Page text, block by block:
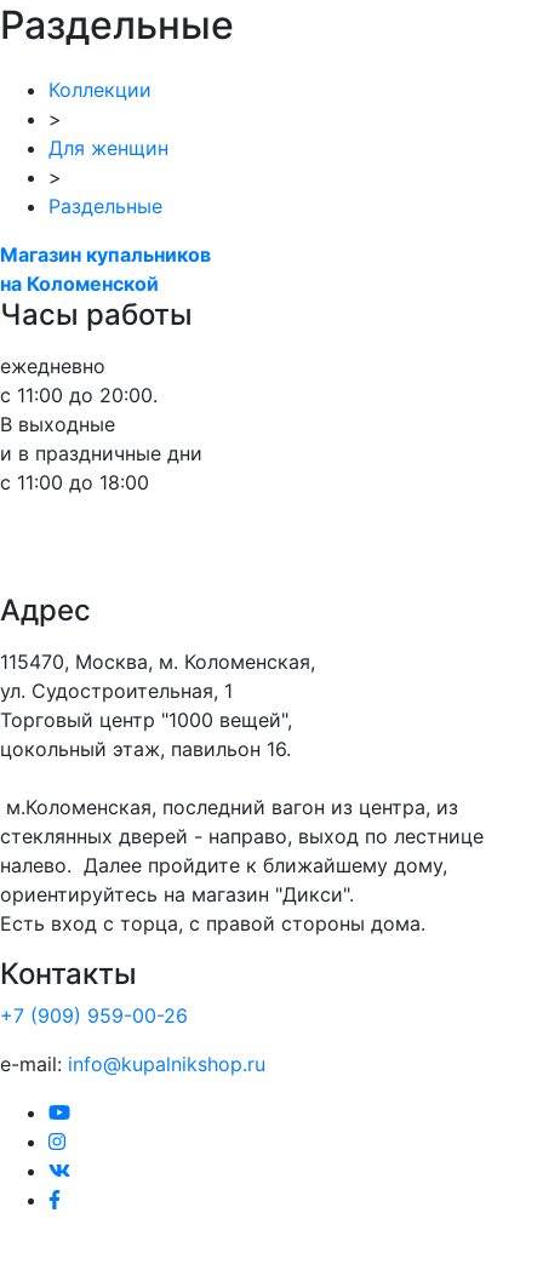
Раздельные
Коллекции
>
Для женщин
>
Раздельные
Магазин купальников
на Коломенской
Часы работы
ежедневно
с 11:00 до 20:00.
В выходные
и в праздничные дни
с 11:00 до 18:00
Адрес
115470, Москва, м. Коломенская,
ул. Судостроительная, 1
Торговый центр "1000 вещей",
цокольный этаж, павильон 16.
м.Коломенская, последний вагон из центра, из
стеклянных дверей - направо, выход по лестнице
налево. Далее пройдите к ближайшему дому,
ориентируйтесь на магазин "Дикси".
Есть вход с торца, с правой стороны дома.
Контакты
+7 (909) 959-00-26
e-mail: info@kupalnikshop.ru